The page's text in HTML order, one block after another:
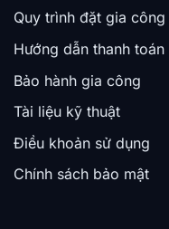
Quy trình đặt gia công
Hướng dẫn thanh toán
Bảo hành gia công
Tài liệu kỹ thuật
Điều khoản sử dụng
Chính sách bảo mật